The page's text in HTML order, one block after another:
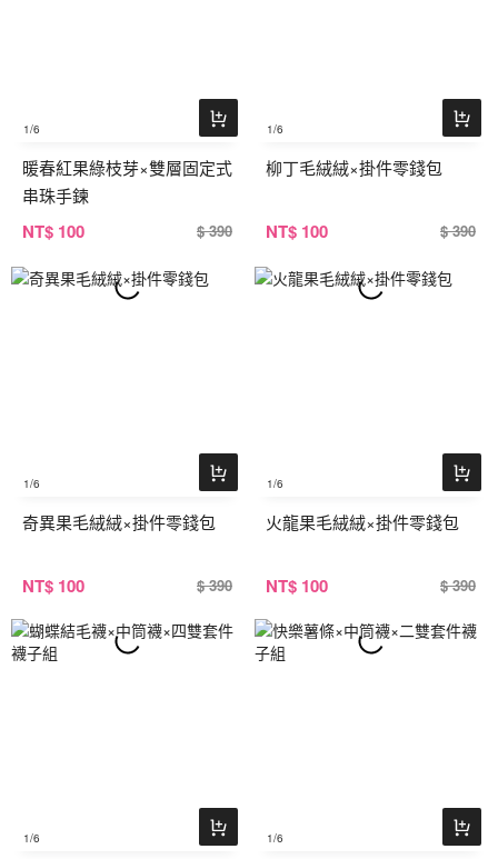
1/6
暖春紅果綠枝芽×雙層固定式
串珠手鍊
NT$ 100 $ 390
1/6
柳丁毛絨絨×掛件零錢包
NT$ 100 $ 390
1/6
奇異果毛絨絨×掛件零錢包
NT$ 100 $ 390
1/6
火龍果毛絨絨×掛件零錢包
NT$ 100 $ 390
1/6 1/6